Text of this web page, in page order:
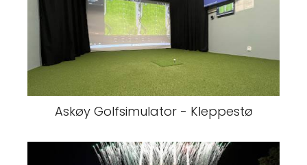
Askøy Golfsimulator - Kleppestø